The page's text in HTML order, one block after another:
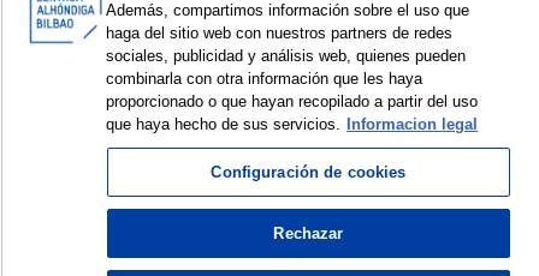
< Items sorted by: 1 to 3 of 3
© Azkuna Zentroa - Alhóndiga Bilbao
Además, compartimos información sobre el uso que
haga del sitio web con nuestros partners de redes
sociales, publicidad y análisis web, quienes pueden
combinarla con otra información que les haya
proporcionado o que hayan recopilado a partir del uso
que haya hecho de sus servicios.
Informacion legal
Configuración de cookies
Rechazar